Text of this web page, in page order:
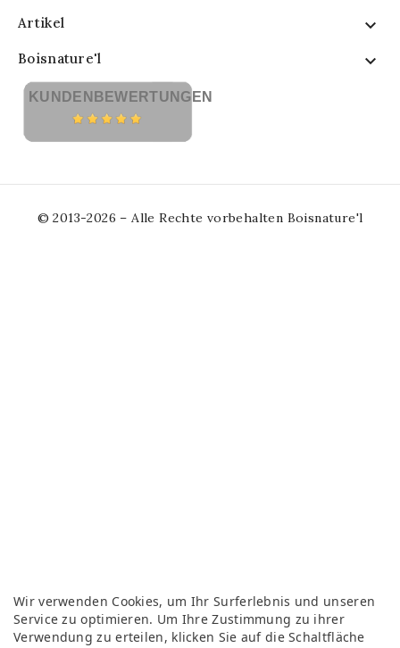
Artikel 
Boisnature'l 
Wir verwenden Cookies, um Ihr Surferlebnis und unseren
Service zu optimieren. Um Ihre Zustimmung zu ihrer
Verwendung zu erteilen, klicken Sie auf die Schaltfläche
KUNDENBEWERTUNGEN
© 2013-2026 – Alle Rechte vorbehalten Boisnature'l